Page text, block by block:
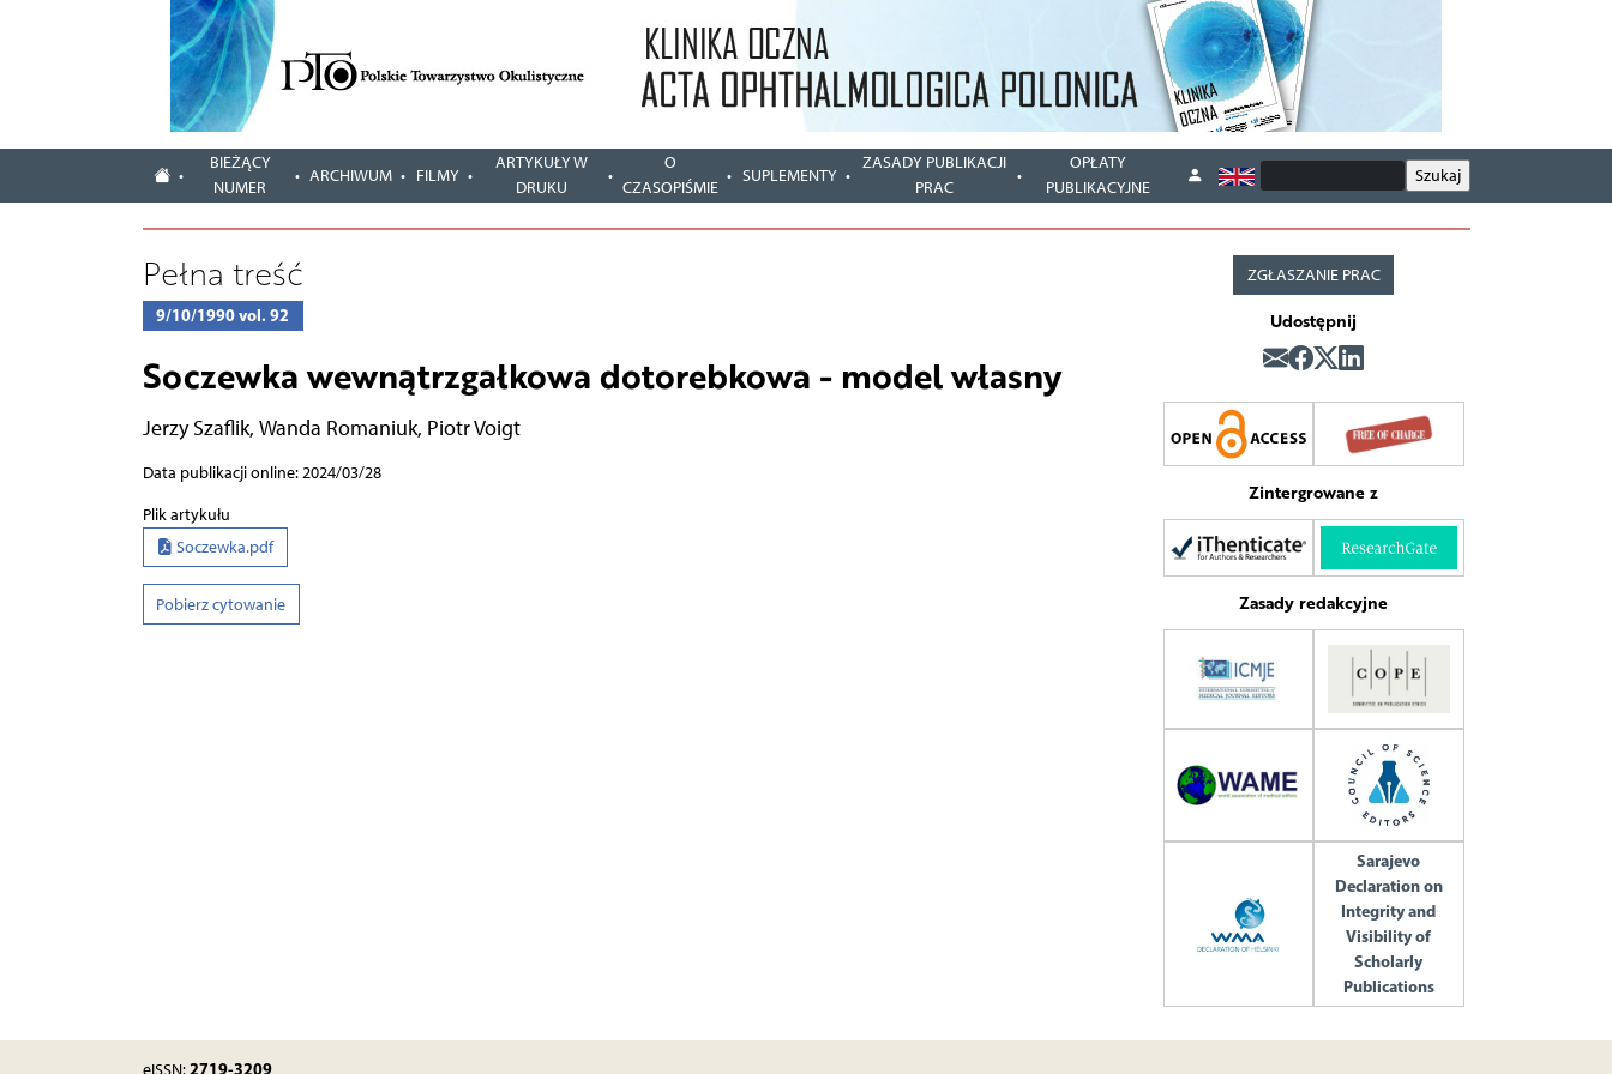
BIEŻĄCY
NUMER
ARCHIWUM FILMY
ARTYKUŁY W
DRUKU
O
CZASOPIŚMIE
SUPLEMENTY
ZASADY PUBLIKACJI
PRAC
OPŁATY
PUBLIKACYJNE
Pełna treść
9/10/1990 vol. 92
Soczewka wewnątrzgałkowa dotorebkowa - model własny
Jerzy Szaflik, Wanda Romaniuk, Piotr Voigt
Data publikacji online: 2024/03/28
Plik artykułu
Soczewka.pdf
Pobierz cytowanie
ZGŁASZANIE PRAC
Udostępnij
Zintergrowane z
Zasady redakcyjne
Sarajevo
Declaration on
Integrity and
Visibility of
Scholarly
Publications
eISSN:2719-3209